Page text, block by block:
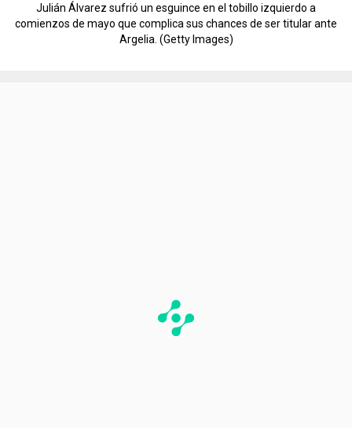
Julián Álvarez sufrió un esguince en el tobillo izquierdo a
comienzos de mayo que complica sus chances de ser titular ante
Argelia. (Getty Images)